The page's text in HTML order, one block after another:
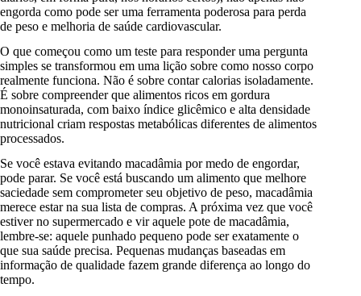
engorda como pode ser uma ferramenta poderosa para perda
de peso e melhoria de saúde cardiovascular.
O que começou como um teste para responder uma pergunta
simples se transformou em uma lição sobre como nosso corpo
realmente funciona. Não é sobre contar calorias isoladamente.
É sobre compreender que alimentos ricos em gordura
monoinsaturada, com baixo índice glicêmico e alta densidade
nutricional criam respostas metabólicas diferentes de alimentos
processados.
Se você estava evitando macadâmia por medo de engordar,
pode parar. Se você está buscando um alimento que melhore
saciedade sem comprometer seu objetivo de peso, macadâmia
merece estar na sua lista de compras. A próxima vez que você
estiver no supermercado e vir aquele pote de macadâmia,
lembre-se: aquele punhado pequeno pode ser exatamente o
que sua saúde precisa. Pequenas mudanças baseadas em
informação de qualidade fazem grande diferença ao longo do
tempo.